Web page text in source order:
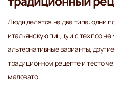
Люди делятся на два типа: одни
итальянскую пиццу и с тех пор не
альтернативные варианты,
традиционном рецепте и тесто
маловато.